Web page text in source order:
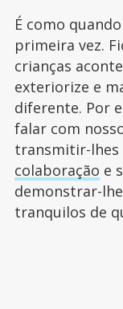
É como
primeira vez.
crianças
exteriorize e
diferente. Por
falar com
transmitir-lhes
colaboração e
demonstrar-
tranquilos de